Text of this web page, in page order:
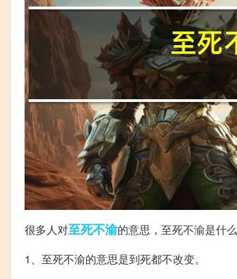
很多人对至死不渝的意思，至死不渝是什
1、至死不渝的意思是到死都不改变。